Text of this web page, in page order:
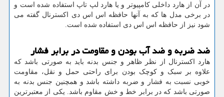
در آن از هارد داخلی کامپیوتر و یا هارد لپ تاپ استفاده شده است و
در برخی مدل ها که به آنها حافظه اس اس دی اکسترنال گفته می
شود نیز از حافظه اس اس دی استفاده شده است.
ضد ضربه و ضد آب بودن و مقاومت در برابر فشار
هارد اکسترنال از نظر ظاهر و جنس بدنه باید به صورتی باشد که
علاوه بر سبک و کوچک بودن برای راحتی حمل و نقل، مقاومت
خوبی نسبت به فشار و ضربه داشته باشد و همچنین جنس بدنه به
صورتی باشد که در برابر خط و خش مقاوم باشد. یکی از معتبرترین